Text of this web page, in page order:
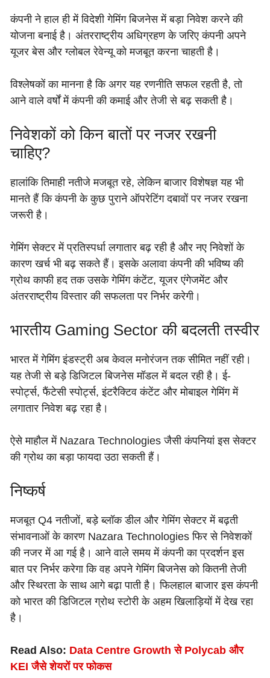
कंपनी ने हाल ही में विदेशी गेमिंग बिजनेस में बड़ा निवेश करने की
योजना बनाई है। अंतरराष्ट्रीय अधिग्रहण के जरिए कंपनी अपने
यूजर बेस और ग्लोबल रेवेन्यू को मजबूत करना चाहती है।
विश्लेषकों का मानना है कि अगर यह रणनीति सफल रहती है, तो
आने वाले वर्षों में कंपनी की कमाई और तेजी से बढ़ सकती है।
निवेशकों को किन बातों पर नजर रखनी
चाहिए?
हालांकि तिमाही नतीजे मजबूत रहे, लेकिन बाजार विशेषज्ञ यह भी
मानते हैं कि कंपनी के कुछ पुराने ऑपरेटिंग दबावों पर नजर रखना
जरूरी है।
गेमिंग सेक्टर में प्रतिस्पर्धा लगातार बढ़ रही है और नए निवेशों के
कारण खर्च भी बढ़ सकते हैं। इसके अलावा कंपनी की भविष्य की
ग्रोथ काफी हद तक उसके गेमिंग कंटेंट, यूजर एंगेजमेंट और
अंतरराष्ट्रीय विस्तार की सफलता पर निर्भर करेगी।
भारतीय Gaming Sector की बदलती तस्वीर
भारत में गेमिंग इंडस्ट्री अब केवल मनोरंजन तक सीमित नहीं रही।
यह तेजी से बड़े डिजिटल बिजनेस मॉडल में बदल रही है। ई-
स्पोर्ट्स, फैंटेसी स्पोर्ट्स, इंटरैक्टिव कंटेंट और मोबाइल गेमिंग में
लगातार निवेश बढ़ रहा है।
ऐसे माहौल में Nazara Technologies जैसी कंपनियां इस सेक्टर
की ग्रोथ का बड़ा फायदा उठा सकती हैं।
निष्कर्ष
मजबूत Q4 नतीजों, बड़े ब्लॉक डील और गेमिंग सेक्टर में बढ़ती
संभावनाओं के कारण Nazara Technologies फिर से निवेशकों
की नजर में आ गई है। आने वाले समय में कंपनी का प्रदर्शन इस
बात पर निर्भर करेगा कि वह अपने गेमिंग बिजनेस को कितनी तेजी
और स्थिरता के साथ आगे बढ़ा पाती है। फिलहाल बाजार इस कंपनी
को भारत की डिजिटल ग्रोथ स्टोरी के अहम खिलाड़ियों में देख रहा
है।
Read Also: Data Centre Growth से Polycab और
KEI जैसे शेयरों पर फोकस